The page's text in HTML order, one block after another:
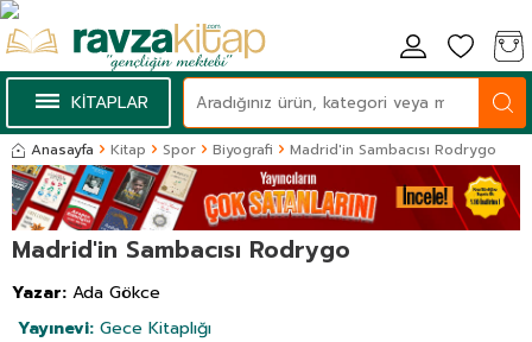
KİTAPLAR
Anasayfa Kitap Spor Biyografi Madrid'in Sambacısı Rodrygo
Madrid'in Sambacısı Rodrygo
Yazar: Ada Gökce
Yayınevi: Gece Kitaplığı